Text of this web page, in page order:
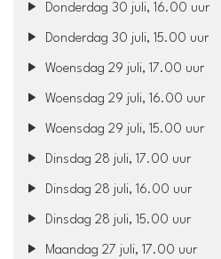
Donderdag 30 juli, 16.00 uur
Donderdag 30 juli, 15.00 uur
Woensdag 29 juli, 17.00 uur
Woensdag 29 juli, 16.00 uur
Woensdag 29 juli, 15.00 uur
Dinsdag 28 juli, 17.00 uur
Dinsdag 28 juli, 16.00 uur
Dinsdag 28 juli, 15.00 uur
Maandag 27 juli, 17.00 uur